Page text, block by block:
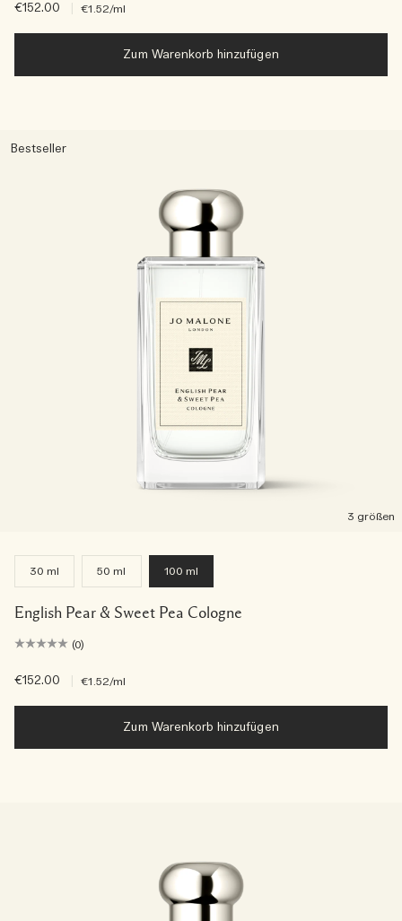
€152.00 €1.52/ml
Zum Warenkorb hinzufügen
Bestseller
3 größen
30 ml 50 ml 100 ml
English Pear & Sweet Pea Cologne
(0)
€152.00 €1.52/ml
Zum Warenkorb hinzufügen